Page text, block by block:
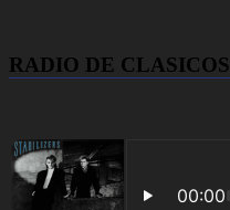
RADIO DE CLASICOS